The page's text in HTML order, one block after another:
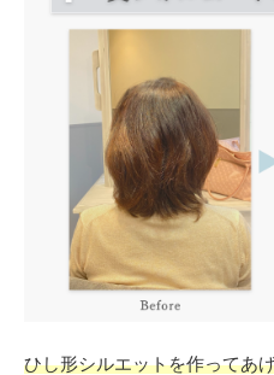
ひし形シルエットを作ってあ